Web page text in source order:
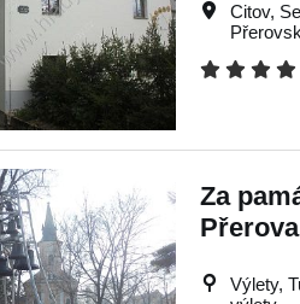
Citov,
Za
Přerova
Výlety,